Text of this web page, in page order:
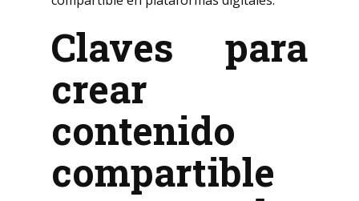
Claves para
crear
contenido
compartible